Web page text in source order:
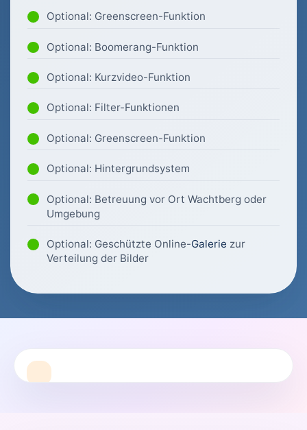
Optional: Greenscreen-Funktion
Optional: Boomerang-Funktion
Optional: Kurzvideo-Funktion
Optional: Filter-Funktionen
Optional: Greenscreen-Funktion
Optional: Hintergrundsystem
Optional: Betreuung vor Ort Wachtberg oder
Umgebung
Optional: Geschützte Online-Galerie zur
Verteilung der Bilder